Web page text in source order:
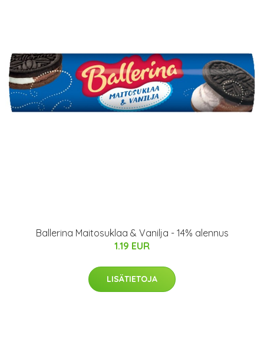
Ballerina Maitosuklaa & Vanilja - 14% alennus
1.19 EUR
LISÄTIETOJA